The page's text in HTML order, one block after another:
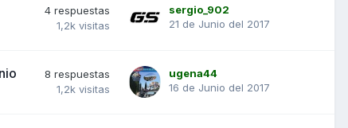
4 respuestas
1,2k visitas
sergio_902
21 de Junio del 2017
8 respuestas
1,2k visitas
ugena44
16 de Junio del 2017